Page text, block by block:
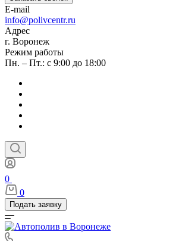
E-mail
info@polivcentr.ru
Адрес
г. Воронеж
Режим работы
Пн. – Пт.: с 9:00 до 18:00
0
0
Подать заявку